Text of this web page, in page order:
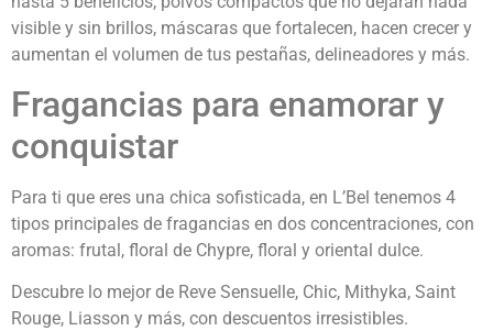
visible y sin brillos, máscaras que fortalecen, hacen crecer y
aumentan el volumen de tus pestañas, delineadores y más.
Fragancias para enamorar y
conquistar
Para ti que eres una chica sofisticada, en L’Bel tenemos 4
tipos principales de fragancias en dos concentraciones, con
aromas: frutal, floral de Chypre, floral y oriental dulce.
Descubre lo mejor de Reve Sensuelle, Chic, Mithyka, Saint
Rouge, Liasson y más, con descuentos irresistibles.